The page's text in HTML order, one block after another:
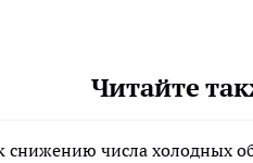
Читайте
снижению числа холодных